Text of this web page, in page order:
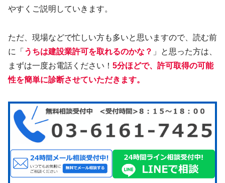
やすくご説明していきます。
ただ、現場などで忙しい方も多いと思いますので、読む前
に「 うちは建設業許可を取れるのかな？ 」と思った方は、
まずは一度お電話ください！ 5分ほどで、許可取得の可能
性を簡単に診断させていただきます。